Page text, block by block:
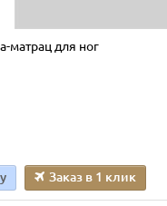
матрац для ног
Заказ в 1 клик